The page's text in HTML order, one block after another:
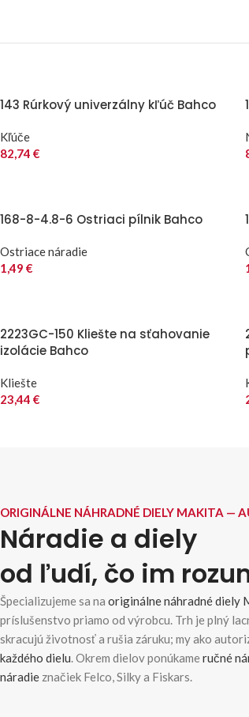
143 Rúrkový univerzálny kľúč Bahco
Kľúče
82,74 €
168-8-4.8-6 Ostriaci pílnik Bahco
Ostriace náradie
1,49 €
2223GC-150 Kliešte na sťahovanie
izolácie Bahco
Kliešte
23,44 €
ORIGINÁLNE NÁHRADNÉ DIELY MAKITA —
Náradie a diely
od ľudí, čo im
Špecializujeme sa na originálne náhradné diely
príslušenstvo priamo od výrobcu. Trh je plný
skracujú životnosť a rušia záruku; my ako
každého dielu. Okrem dielov ponúkameručné
náradie značiek Felco, Silky a Fiskars.